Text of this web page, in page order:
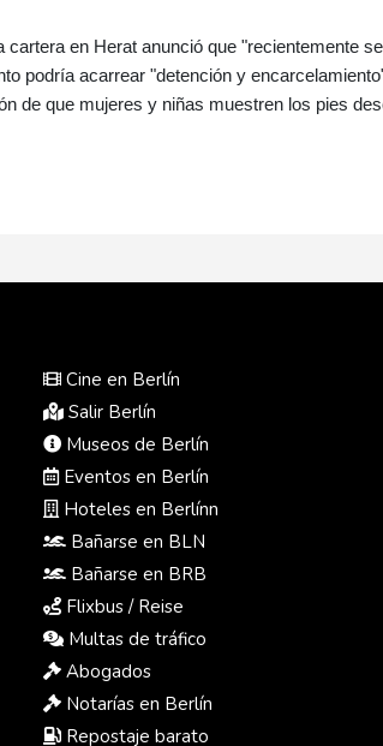
cartera en Herat anunció que "recientemente
podría acarrear "detención y
de que mujeres y niñas muestren los pies
Cine en Berlín
Salir Berlín
Museos de Berlín
Eventos en Berlín
Hoteles en Berlínn
Bañarse en BLN
Bañarse en BRB
Flixbus / Reise
Multas de tráfico
Abogados
Notarías en Berlín
Repostaje barato